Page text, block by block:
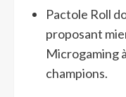
Pactole Roll
proposant
Microgaming
champions.